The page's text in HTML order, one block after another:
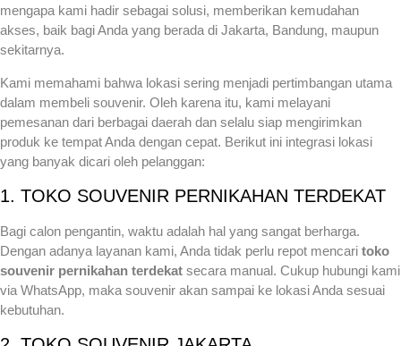
mengapa kami hadir sebagai solusi, memberikan kemudahan
akses, baik bagi Anda yang berada di Jakarta, Bandung, maupun
sekitarnya.
Kami memahami bahwa lokasi sering menjadi pertimbangan utama
dalam membeli souvenir. Oleh karena itu, kami melayani
pemesanan dari berbagai daerah dan selalu siap mengirimkan
produk ke tempat Anda dengan cepat. Berikut ini integrasi lokasi
yang banyak dicari oleh pelanggan:
1. TOKO SOUVENIR PERNIKAHAN TERDEKAT
Bagi calon pengantin, waktu adalah hal yang sangat berharga.
Dengan adanya layanan kami, Anda tidak perlu repot mencari toko
souvenir pernikahan terdekat secara manual. Cukup hubungi kami
via WhatsApp, maka souvenir akan sampai ke lokasi Anda sesuai
kebutuhan.